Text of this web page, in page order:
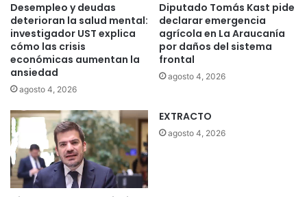
Desempleo y deudas
deterioran la salud mental:
investigador UST explica
cómo las crisis
económicas aumentan la
ansiedad
agosto 4, 2026
Diputado Tomás Kast pide
declarar emergencia
agrícola en La Araucanía
por daños del sistema
frontal
agosto 4, 2026
EXTRACTO
agosto 4, 2026